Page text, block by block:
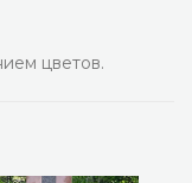
цветов.